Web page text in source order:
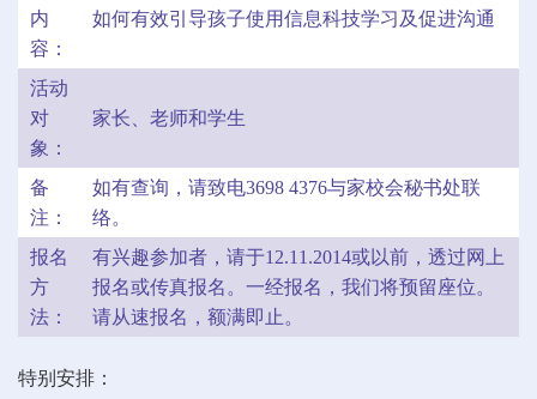
内
容：
如何有效引导孩子使用信息科技学习及促进沟通
活动
对
象：
家长、老师和学生
备
注：
如有查询，请致电3698 4376与家校会秘书处联
络。
报名
方
法：
有兴趣参加者，请于12.11.2014或以前，透过网上
报名或传真报名。一经报名，我们将预留座位。
请从速报名，额满即止。
特别安排：